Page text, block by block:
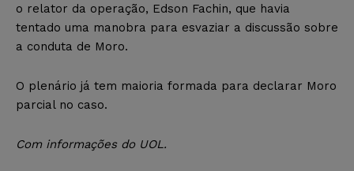
o relator da operação, Edson Fachin, que havia
tentado uma manobra para esvaziar a discussão sobre
a conduta de Moro.
O plenário já tem maioria formada para declarar Moro
parcial no caso.
Com informações do UOL.